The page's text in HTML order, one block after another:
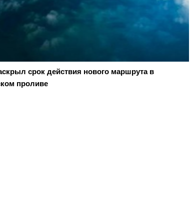
срок действия нового маршрута в
проливе